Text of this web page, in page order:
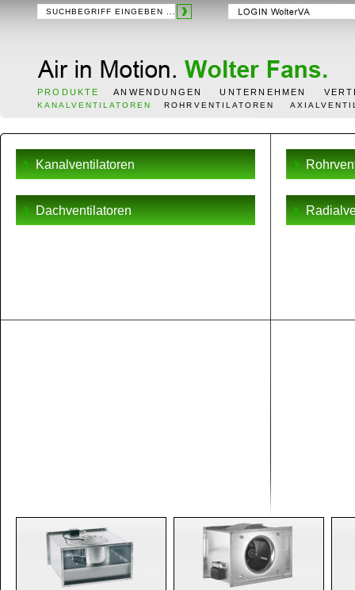
PRODUKTE
KANALVENTILATOREN ROHRVENTILATOREN
ANWENDUNGEN UNTERNEHMEN
Kanalventilatoren
Dachventilatoren